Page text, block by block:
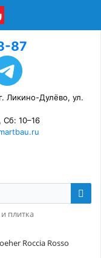
87
Ликино-Дулёво, ул.
10–16
плитка
Roccia Rosso